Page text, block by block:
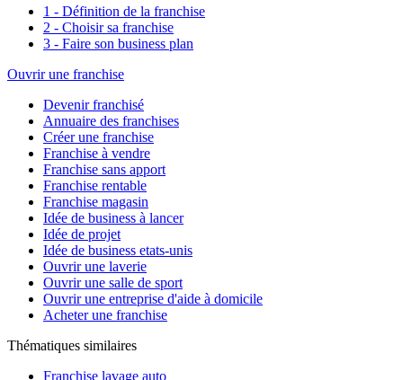
1 - Définition de la franchise
2 - Choisir sa franchise
3 - Faire son business plan
Ouvrir une franchise
Devenir franchisé
Annuaire des franchises
Créer une franchise
Franchise à vendre
Franchise sans apport
Franchise rentable
Franchise magasin
Idée de business à lancer
Idée de projet
Idée de business etats-unis
Ouvrir une laverie
Ouvrir une salle de sport
Ouvrir une entreprise d'aide à domicile
Acheter une franchise
Thématiques similaires
Franchise lavage auto